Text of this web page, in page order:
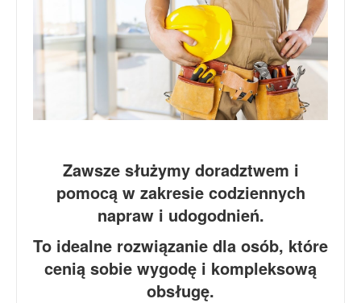
Zawsze służymy doradztwem i
pomocą w zakresie codziennych
napraw i udogodnień.
To idealne rozwiązanie dla osób, które
cenią sobie wygodę i kompleksową
obsługę.